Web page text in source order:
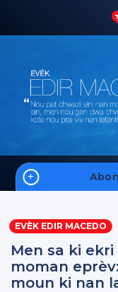
Fale Conosco
EVÈK EDIR MACEDO
Men sa ki
moman
moun ki nan